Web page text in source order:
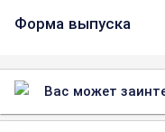
Форма выпуска
Вас может